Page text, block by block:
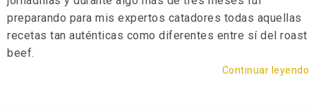
preparando para mis expertos catadores todas aquellas
recetas tan auténticas como diferentes entre sí del roast
beef.
Continuar leyendo